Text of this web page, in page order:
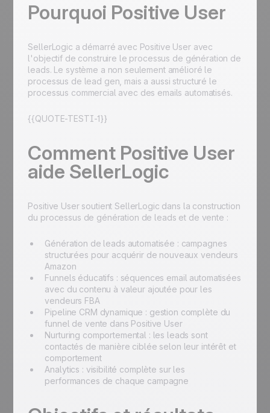
Pourquoi Positive User
SellerLogic a démarré avec Positive User avec
l'objectif de construire le processus de génération de
leads. Le système a non seulement amélioré le
processus de lead gen, mais a aussi structuré le
processus commercial avec des emails automatisés.
{{QUOTE-TESTI-1}}
Comment Positive User
aide SellerLogic
Positive User soutient SellerLogic dans la construction
du processus de génération de leads et de vente :
Génération de leads automatisée : campagnes
structurées pour acquérir de nouveaux vendeurs
Amazon
Funnels éducatifs : séquences email automatisées
avec du contenu à valeur ajoutée pour les
vendeurs FBA
Pipeline CRM dynamique : gestion complète du
funnel de vente dans Positive User
Nurturing comportemental : les leads sont
contactés de manière ciblée selon leur intérêt et
comportement
Analytics : visibilité complète sur les
performances de chaque campagne